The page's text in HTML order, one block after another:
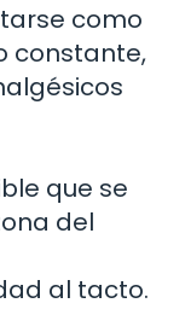
como
constante,
que se
del
al tacto.